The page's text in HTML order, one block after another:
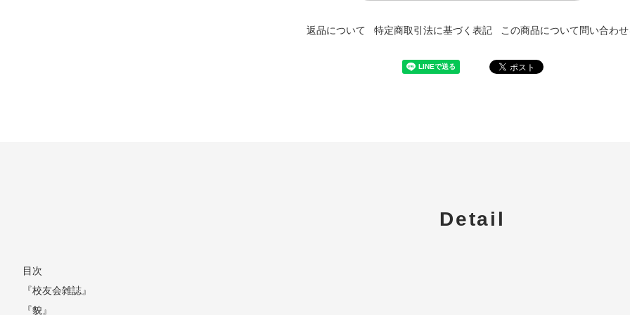
返品について 特定商取引法に基づく表記 この商品について問い合わ
Detail
目次
『校友会雑誌』
『貌』